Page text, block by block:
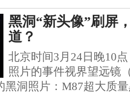
黑洞“新头像”刷屏
道？
北京时间3月24日晚10
照片的事件视界望远镜
黑洞照片：M87超大质